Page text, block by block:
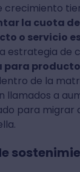
crecimiento
la cuota
o servicio
estrategia de
para
de la
llamados a
para migrar